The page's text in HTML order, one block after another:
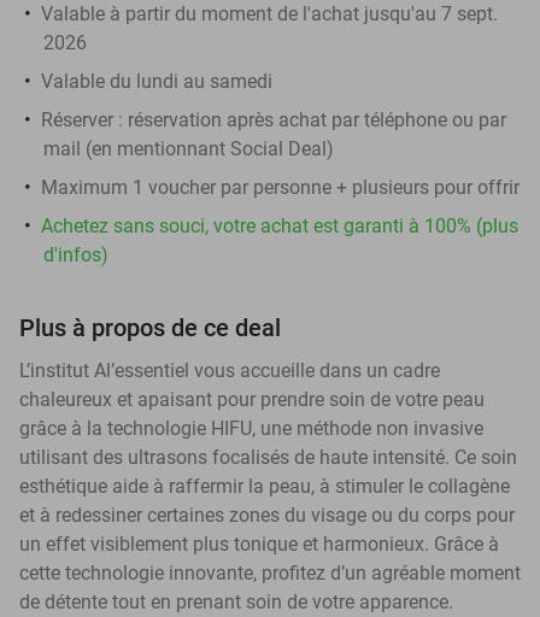
Valable à partir du moment de l'achat jusqu'au 7 sept.
2026
Valable du lundi au samedi
Réserver : réservation après achat par téléphone ou par
mail (en mentionnant Social Deal)
Maximum 1 voucher par personne + plusieurs pour offrir
Achetez sans souci, votre achat est garanti à 100% (plus
d'infos)
Plus à propos de ce deal
L’institut Al’essentiel vous accueille dans un cadre
chaleureux et apaisant pour prendre soin de votre peau
grâce à la technologie HIFU, une méthode non invasive
utilisant des ultrasons focalisés de haute intensité. Ce soin
esthétique aide à raffermir la peau, à stimuler le collagène
et à redessiner certaines zones du visage ou du corps pour
un effet visiblement plus tonique et harmonieux. Grâce à
cette technologie innovante, profitez d’un agréable moment
de détente tout en prenant soin de votre apparence.